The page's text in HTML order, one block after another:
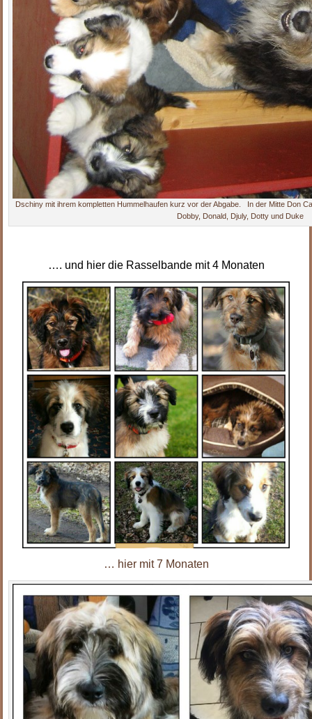
Dschiny mit ihrem kompletten Hummelhaufen kurz vor der Abgabe. In der Mitte Don
Dobby, Donald, Djuly, Dotty und Duke
…. und hier die Rasselbande mit 4 Monaten
… hier mit 7 Monaten